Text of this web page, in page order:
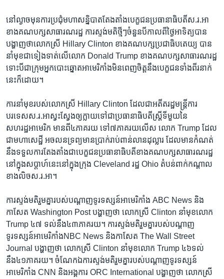
នៅ​ល្ងាច​មុន​ការប្រជុំមហាសន្និបាត​តែង​តាំង​បេក្ខជន​ប្រធានាធិបតី​ស.រ.អា​
ខាង​គណបក្ស​សាធារណរដ្ឋ​ ការ​ស្ទង់មតិ​ថ្មីៗ​ចំនួន​បីកាល​ពី​ថ្ងៃ​អាទិត្យ​បាន​
បង្ហាញ​ថា​លោកស្រី​ Hillary Clinton ខាង​គណបក្ស​ប្រជាធិបតេយ្យ​ បាន​
នាំ​មុខ​ជាទៀង​ទាត់​លើ​លោក​ Donald Trump ខាង​គណបក្សសាធារណរដ្ឋ​
ទោះ​បីជា​ក្រុម​អ្នក​បោះ​ឆ្នោត​អាមេរិកាំង​មិនពេញ​ចិត្ត​នឹងបេក្ខជន​ទាំង​ពីរ​នាក់​
នេះ​ក៏ដោយ។
ការ​នាំ​មុខ​របស់លោកស្រី​ Hillary Clinton ដែលជា​អតីត​រដ្ឋមន្ត្រី​ការ
បរទេស​ស.រ.អា​ស្វះស្វែង​ឲ្យក្លាយ​ទៅ​ជា​ប្រធានាធិបតី​ស្ត្រី​ទីមួយនៃ​
សហរដ្ឋអាមេរិក​ មាន​ពី​៤ភាគរយ ​ទៅ​៧ភាគ​រយ​លើស​ លោក​ Trump ដែល​
ជា​មហាសេដ្ឋី អចលនទ្រព្យ​មាន​ប្រាក់​រាប់ពាន់លាន​ដុល្លារ​ ដែល​មាន​កំណត់​
នឹង​ទទួលការ​តែង​តាំង​ជា​បេក្ខជន​ប្រធានាធិបតី​ខាង​គណបក្ស​សាធារណរដ្ឋ​
នៅ​ក្នុង​សប្តាហ៍​នេះ​នៅ​ក្នុង​ក្រុង Cleveland រដ្ឋ Ohio ​តំបន់ពាក់កណ្តាល​
ខាង​លិច​ស.រ.អា។
ការ​ស្ទង់មតិ​រួម​គ្នារបស់​បណ្តាញ​ទូរទស្សន៍​អាមេរិកាំង​ ABC News និង​
កាសែត Washington Post បង្ហាញ​ថា ​លោកស្រី​ Clinton នាំ​មុខ​លោក
Trump ៤៧ ទល់​នឹង​៤៣ភាគរយ។ ការ​ស្ទង់មតិរួម​គ្នារបស់​បណ្តាញ​
ទូរទស្សន៍​អាមេរិកាំងNBC News និង​កាសែត​ The Wall Street
Journal បង្ហាញ​ថា​ លោកស្រី​ Clinton នាំមុខ​លោក Trump ៤៦ទល់
នឹង៤១ភាគរយ។ ចំណែក​ឯ​ការ​ស្ទង់មតិរួម​គ្នារបស់​បណ្តាញ​ទូរទស្សន៍​
អាមេរិកាំង CNN និង​អង្គការ ORC International បង្ហាញ​ថា ​លោកស្រី​